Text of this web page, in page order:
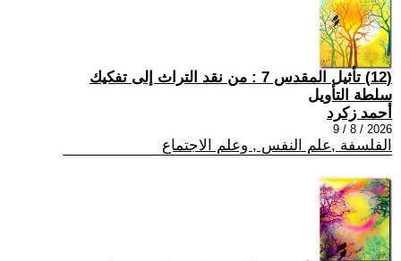
(12) تأثيل المقدس 7 : من نقد التراث إلى تفكيك
سلطة التأويل
أحمد زكرد
2026 / 8 / 9
الفلسفة ,علم النفس , وعلم الاجتماع